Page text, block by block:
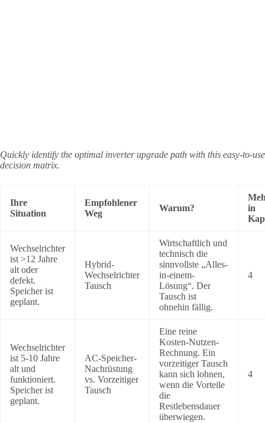
Quickly identify the optimal inverter upgrade path with this easy-to-use
decision matrix.
Ihre
Situation
Empfohlener
Weg
Warum?
in
Wechselrichter
ist >12 Jahre
alt oder
defekt.
Speicher ist
geplant.
Hybrid-
Wechselrichter
Tausch
Wirtschaftlich und
technisch die
sinnvollste „Alles-
in-einem-
Lösung“. Der
Tausch ist
ohnehin fällig.
4
Wechselrichter
ist 5-10 Jahre
alt und
funktioniert.
Speicher ist
geplant.
AC-Speicher-
Nachrüstung
vs. Vorzeitiger
Tausch
Eine reine
Kosten-Nutzen-
Rechnung. Ein
vorzeitiger Tausch
kann sich lohnen,
wenn die Vorteile
die
Restlebensdauer
überwiegen.
4